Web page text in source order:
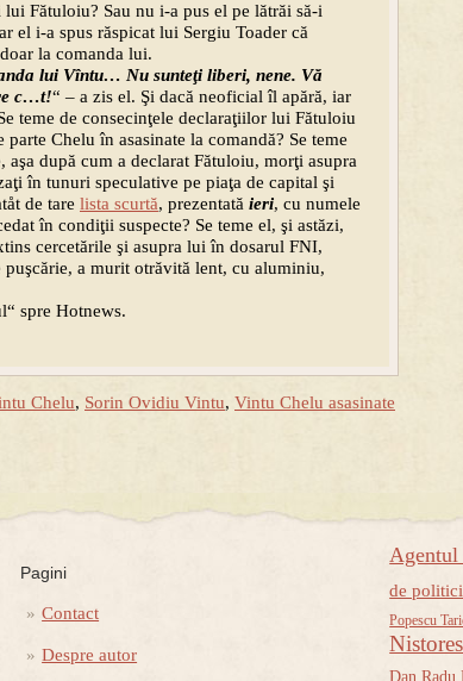
Fătuloiu? Sau nu i-a pus el pe lătrăi să-i
el i-a spus răspicat lui Sergiu Toader că
la comanda lui.
lui Vîntu… Nu sunteţi liberi, nene. Vă
c…t!“ – a zis el. Şi dacă neoficial îl apără, iar
teme de consecinţele declaraţiilor lui Fătuloiu
Chelu în asasinate la comandă? Se teme
aşa după cum a declarat Fătuloiu, morţi asupra
în tunuri speculative pe piaţa de capital şi
de tare lista scurtă, prezentată ieri, cu numele
în condiţii suspecte? Se teme el, şi astăzi,
cercetările şi asupra lui în dosarul FNI,
a murit otrăvită lent, cu aluminiu,
spre Hotnews.
Chelu, Sorin Ovidiu Vintu, Vintu Chelu asasinate
Pagini
Contact
Despre autor
de
Popescu
Dan Radu